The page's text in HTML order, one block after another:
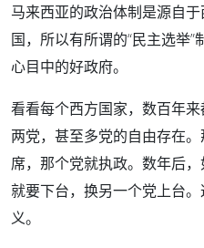
马来西亚的政治体制是源自
国，所以有所谓的“民主选举
心目中的好政府。
看看每个西方国家，数百年
两党，甚至多党的自由存在
席，那个党就执政。数年后
就要下台，换另一个党上台
义。